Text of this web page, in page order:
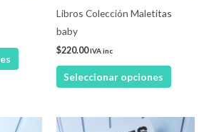
producto
Libros Colección Maletitas
baby
$220.00IVA inc
Seleccionar opciones
Este